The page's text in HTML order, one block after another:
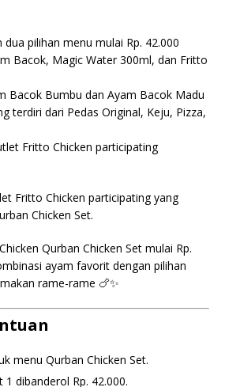
dua pilihan menu mulai Rp. 42.000
Bacok, Magic Water 300ml, dan Fritto
Bacok Bumbu dan Ayam Bacok Madu
terdiri dari Pedas Original, Keju, Pizza,
Fritto Chicken participating
Fritto Chicken participating yang
Chicken Set.
Qurban Chicken Set mulai Rp.
ayam favorit dengan pilihan
rame-rame 🍗✨
menu Qurban Chicken Set.
1 dibanderol Rp. 42.000.